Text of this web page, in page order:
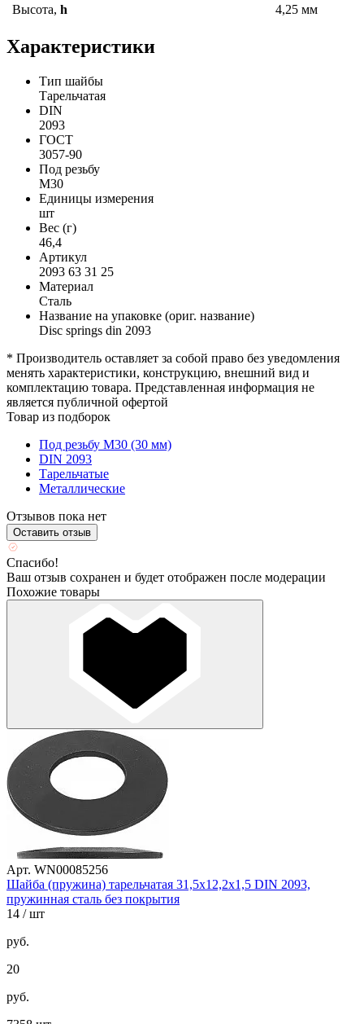
Высота, h 4,25 мм
Характеристики
Тип шайбы
Тарельчатая
DIN
2093
ГОСТ
3057-90
Под резьбу
М30
Единицы измерения
шт
Вес (г)
46,4
Артикул
2093 63 31 25
Материал
Сталь
Название на упаковке (ориг. название)
Disc springs din 2093
* Производитель оставляет за собой право без уведомления
менять характеристики, конструкцию, внешний вид и
комплектацию товара. Представленная информация не
является публичной офертой
Товар из подборок
Под резьбу М30 (30 мм)
DIN 2093
Тарельчатые
Металлические
Отзывов пока нет
Оставить отзыв
Спасибо!
Ваш отзыв сохранен и будет отображен после модерации
Похожие товары
Арт. WN00085256
Шайба (пружина) тарельчатая 31,5х12,2х1,5 DIN 2093,
пружинная сталь без покрытия
14 / шт
руб.
20
руб.